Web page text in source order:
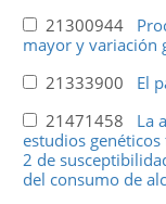
21300944
mayor y variación
21333900 El
21471458 La
estudios
2 de
del consumo de